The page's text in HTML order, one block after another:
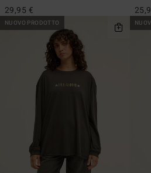
29,95 €
NUOVO PRODOTTO